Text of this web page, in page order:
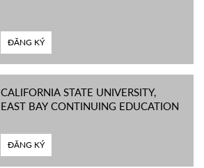
ĐĂNG KÝ
CALIFORNIA STATE UNIVERSITY,
EAST BAY CONTINUING EDUCATION
ĐĂNG KÝ